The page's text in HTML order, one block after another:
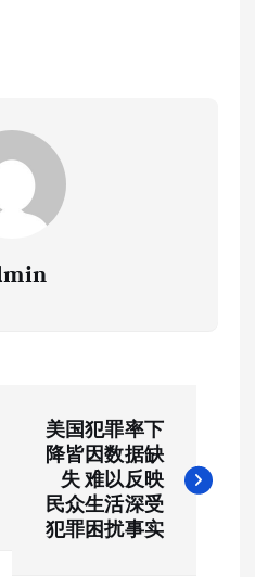
美国犯罪率下
降皆因数据缺
失 难以反映
民众生活深受
犯罪困扰事实